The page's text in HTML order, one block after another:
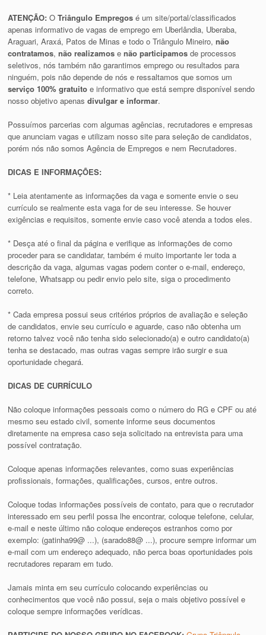
ATENÇÃO: OTriângulo Empregos é um site/portal/classificados
apenas informativo de vagas de emprego em Uberlândia, Uberaba,
Araguari, Araxá, Patos de Minas e todo o Triângulo Mineiro,não
contratamos,não realizamos enão participamos de processos
seletivos, nós também não garantimos emprego ou resultados para
ninguém, pois não depende de nós e ressaltamos que somos um
serviço 100% gratuito e informativo que está sempre disponível sendo
nosso objetivo apenasdivulgar e informar.
Possuímos parcerias com algumas agências, recrutadores e empresas
que anunciam vagas e utilizam nosso site para seleção de candidatos,
porém nós não somos Agência de Empregos e nem Recrutadores.
DICAS E INFORMAÇÕES:
* Leia atentamente as informações da vaga e somente envie o seu
currículo se realmente esta vaga for de seu interesse. Se houver
exigências e requisitos, somente envie caso você atenda a todos eles.
* Desça até o final da página e verifique as informações de como
proceder para se candidatar, também é muito importante ler toda a
descrição da vaga, algumas vagas podem conter o e-mail, endereço,
telefone, Whatsapp ou pedir envio pelo site, siga o procedimento
correto.
* Cada empresa possui seus critérios próprios de avaliação e seleção
de candidatos, envie seu currículo e aguarde, caso não obtenha um
retorno talvez você não tenha sido selecionado(a) e outro candidato(a)
tenha se destacado, mas outras vagas sempre irão surgir e sua
oportunidade chegará.
DICAS DE CURRÍCULO
Não coloque informações pessoais como o número do RG e CPF ou até
mesmo seu estado civil, somente informe seus documentos
diretamente na empresa caso seja solicitado na entrevista para uma
possível contratação.
Coloque apenas informações relevantes, como suas experiências
profissionais, formações, qualificações, cursos, entre outros.
Coloque todas informações possíveis de contato, para que o recrutador
interessado em seu perfil possa lhe encontrar, coloque telefone, celular,
e-mail e neste último não coloque endereços estranhos como por
exemplo: (gatinha99@ ...), (sarado88@ ...), procure sempre informar um
e-mail com um endereço adequado, não perca boas oportunidades pois
recrutadores reparam em tudo.
Jamais minta em seu currículo colocando experiências ou
conhecimentos que você não possui, seja o mais objetivo possível e
coloque sempre informações verídicas.